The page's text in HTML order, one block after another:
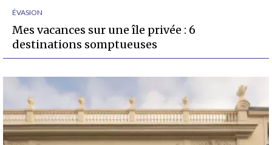
ÉVASION
Mes vacances sur une île privée : 6
destinations somptueuses